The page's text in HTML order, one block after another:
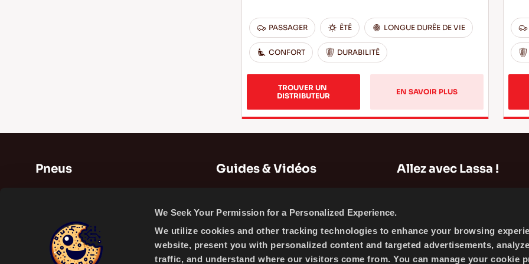
We Seek Your Permission for a Personalized Experience.
We utilize cookies and other tracking technologies to enhance your browsing
website, present you with personalized content and targeted advertisements,
traffic, and understand where our visitors come from. You can manage your cookie
PASSAGER ÊTÊ LONGUE DURÊE DE VIE
CONFORT DURABILITÊ
TROUVER UN
DISTRIBUTEUR
EN SAVOIR PLUS
Pneus
Pneus toutes saisons
Guides & Vidéos
Vidéos
Allez avec Lassa !
Actualités
Politique des Cookies